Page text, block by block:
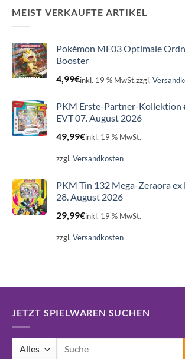
MEIST VERKAUFTE ARTIKEL
Pokémon ME03 Optimale
Booster
4,99€inkl. 19 % MwSt.zzgl.
PKM Erste-Partner-Kollektion
EVT 07. August 2026
49,99€inkl. 19 % MwSt.
zzgl. Versandkosten
PKM Tin 132 Mega-Zeraora ex
28. August 2026
29,99€inkl. 19 % MwSt.
zzgl. Versandkosten
JETZT SPIELWAREN SUCHEN
Suchen